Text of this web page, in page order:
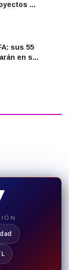
...
sus 55
en s...